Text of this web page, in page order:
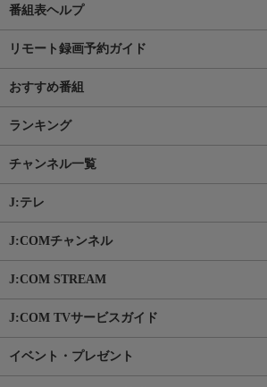
番組表ヘルプ
リモート録画予約ガイド
おすすめ番組
ランキング
チャンネル一覧
J:テレ
J:COMチャンネル
J:COM STREAM
J:COM TVサービスガイド
イベント・プレゼント